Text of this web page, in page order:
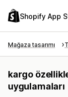
Shopify App
Mağaza tasarımı
kargo
uygulamaları